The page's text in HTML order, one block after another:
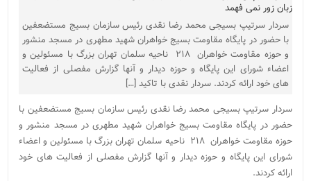
سردار سرتیپ بسیجی محمد رضا نقدی رئیس سازمان بسیج مستضعفین
با حضور در پایگاه مقاومت بسیج خواهران شهید مطهری در مسجد منشور
و حوزه مقاومت خواهران ۲۱۸ ناحیه سلمان تهران بزرگ با مسئولین و
اعضاء شورای این پایگاه و حوزه دیدار و آنها گزارش مفصلی از فعالیت
های خود ارائه کردند. سردار نقدی با تاکید […]
سردار سرتیپ بسیجی محمد رضا نقدی رئیس سازمان بسیج مستضعفین با
حضور در پایگاه مقاومت بسیج خواهران شهید مطهری در مسجد منشور و
حوزه مقاومت خواهران ۲۱۸ ناحیه سلمان تهران بزرگ با مسئولین و اعضاء
شورای این پایگاه و حوزه دیدار و آنها گزارش مفصلی از فعالیت های خود
ارائه کردند.